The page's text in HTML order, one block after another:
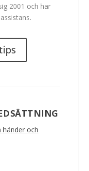
2001 och har
händer och